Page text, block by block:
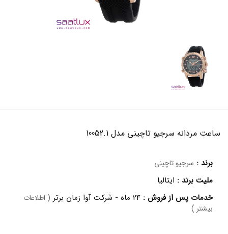
ساعت مردانه سرجیو تاچینی مدل 10052.1
برند : سرجیو تاچینی
ملیت برند : ایتالیا
خدمات پس از فروش : 24 ماه - شرکت آوا زمان برتر ( اطلاعات
بیشتر )